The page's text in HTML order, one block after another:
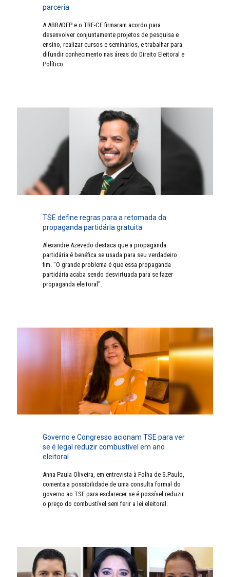
parceria
A ABRADEP e o TRE-CE firmaram acordo para
desenvolver conjuntamente projetos de pesquisa e
ensino, realizar cursos e seminários, e trabalhar para
difundir conhecimento nas áreas do Direito Eleitoral e
Político.
TSE define regras para a retomada da
propaganda partidária gratuita
Alexandre Azevedo destaca que a propaganda
partidária é benéfica se usada para seu verdadeiro
fim. "O grande problema é que essa propaganda
partidária acaba sendo desvirtuada para se fazer
propaganda eleitoral".
Governo e Congresso acionam TSE para ver
se é legal reduzir combustível em ano
eleitoral
Anna Paula Oliveira, em entrevista à Folha de S.Paulo,
comenta a possibilidade de uma consulta formal do
governo ao TSE para esclarecer se é possível reduzir
o preço do combustível sem ferir a lei eleitoral.